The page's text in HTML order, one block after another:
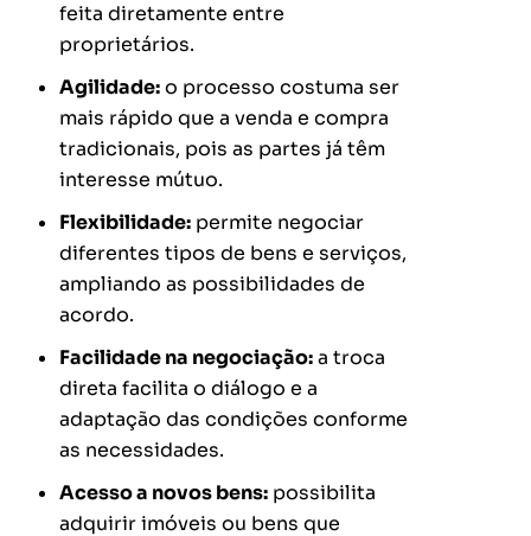
feita diretamente entre
proprietários.
Agilidade:o processo costuma ser
mais rápido que a venda e compra
tradicionais, pois as partes já têm
interesse mútuo.
Flexibilidade: permite negociar
diferentes tipos de bens e serviços,
ampliando as possibilidades de
acordo.
Facilidade na negociação:a troca
direta facilita o diálogo e a
adaptação das condições conforme
as necessidades.
Acesso a novos bens: possibilita
adquirir imóveis ou bens que